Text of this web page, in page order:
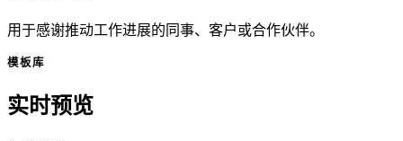
用于感谢推动工作进展的同事、客户或合作伙伴。
模板库
实时预览